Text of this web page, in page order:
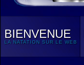
BIENVENUE
LA NATATION SUR LE WEB